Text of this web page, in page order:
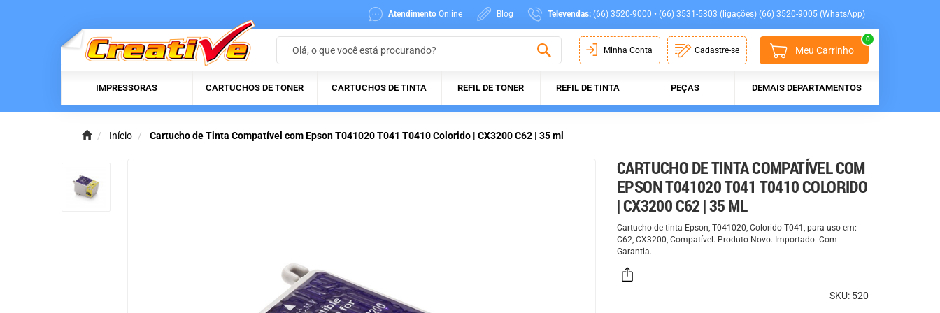
Atendimento Online Blog Televendas: (66) 3520-9000 • (66) 3531-5303 (ligações) (66) 3520-9005 (WhatsApp)
Minha Conta Cadastre-se Meu Carrinho
0
IMPRESSORAS CARTUCHOS DE TONER CARTUCHOS DE TINTA REFIL DE TONER REFIL DE TINTA PEÇAS DEMAIS DEPARTAMENTOS
Início Cartucho de Tinta Compatível com Epson T041020 T041 T0410 Colorido | CX3200 C62 | 35 ml
CARTUCHO DE TINTA COMPATÍVEL COM
EPSON T041020 T041 T0410 COLORIDO
| CX3200 C62 | 35 ML
Cartucho de tinta Epson, T041020, Colorido T041, para uso em:
C62, CX3200, Compatível. Produto Novo. Importado. Com
Garantia.
SKU: 520